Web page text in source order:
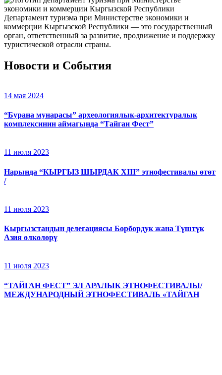
Департамент туризма при Министерстве экономики и
коммерции Кыргызской Республики — это государственный
орган, ответственный за развитие, продвижение и поддержку
туристической отрасли страны.
Новости и События
14 мая 2024
“Бурана мунарасы” археологиялык-архитектуралык
комплексинин аймагында “Тайган Фест”
11 июля 2023
Нарында “КЫРГЫЗ ШЫРДАК XIII” этнофестивалы өтөт
/
11 июля 2023
Кыргызстандын делегациясы Борбордук жана Түштүк
Азия өлкөлөрү
11 июля 2023
“ТАЙГАН ФЕСТ” ЭЛ АРАЛЫК ЭТНОФЕСТИВАЛЫ/
МЕЖДУНАРОДНЫЙ ЭТНОФЕСТИВАЛЬ «ТАЙГАН